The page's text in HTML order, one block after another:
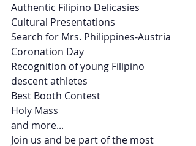
Authentic Filipino Delicasies
Cultural Presentations
Search for Mrs. Philippines-Austria
Coronation Day
Recognition of young Filipino
descent athletes
Best Booth Contest
Holy Mass
and more...
Join us and be part of the most